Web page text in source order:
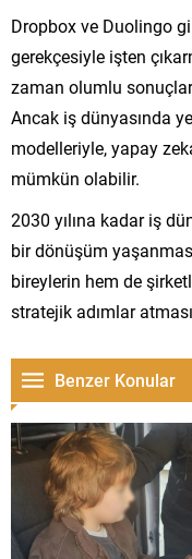
Dropbox ve Duolingo
gerekçesiyle işten
zaman olumlu
Ancak iş dünyasında
modelleriyle, yapay
mümkün olabilir.
2030 yılına kadar iş
bir dönüşüm
bireylerin hem de
stratejik adımlar
Benzer Konular